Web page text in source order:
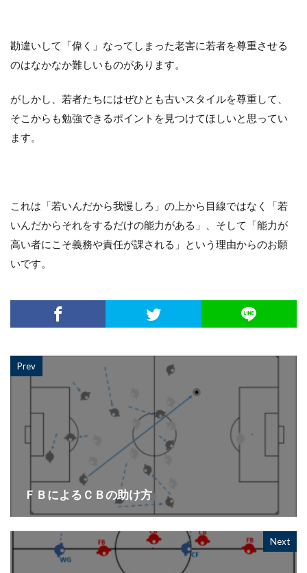
勘違いして「偉く」なってしまった老害に若者を尊重させる
のはなかなか難しいものがあります。
がしかし、若者たちにはぜひとも古いスタイルを尊重して、
そこからも勉強できるポイントを見つけてほしいと思ってい
ます。
これは「若いんだから我慢しろ」の上から目線ではなく「若
いんだからそれをするだけの能力がある」、そして「能力が
高い者にこそ義務や責任が課される」という理由からのお願
いです。
Prev
ＦＢによるＣＢの助け方
Next